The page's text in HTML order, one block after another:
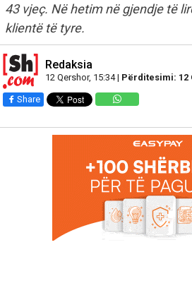
43 vjeç. Në hetim në gjendje të
klientë të tyre.
Redaksia
12 Qershor, 15:34 | Përditesimi: 12
Share